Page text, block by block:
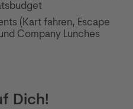
(Kart fahren, Escape
Company Lunches
Dich!